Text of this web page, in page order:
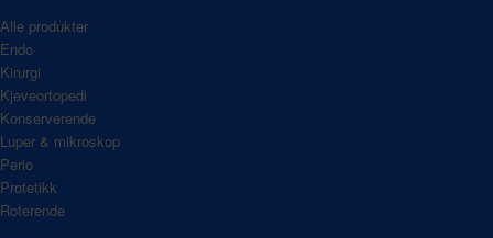
Alle produkter
Endo
Kirurgi
Kjeveortopedi
Konserverende
Luper & mikroskop
Perio
Protetikk
Roterende